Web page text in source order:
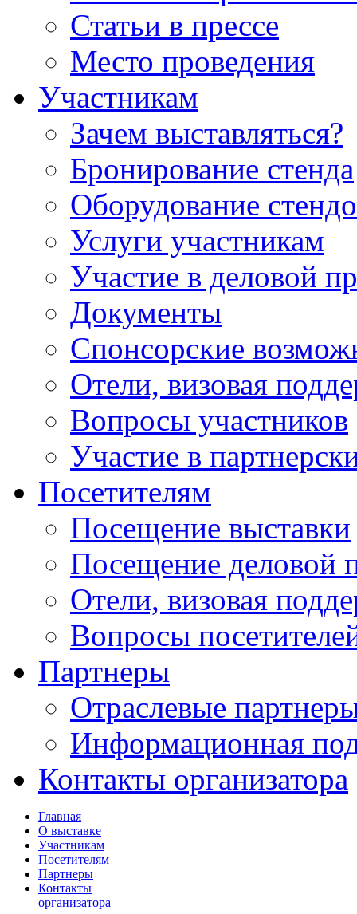
Статьи в прессе
Место проведения
Участникам
Зачем выставляться?
Бронирование стенда
Оборудование
Услуги участникам
Участие в деловой
Документы
Спонсорские
Отели, визовая
Вопросы участников
Участие в
Посетителям
Посещение выставки
Посещение деловой
Отели, визовая
Вопросы
Партнеры
Отраслевые
Информационная
Контакты организатора
Главная
О выставке
Участникам
Посетителям
Партнеры
Контакты
организатора